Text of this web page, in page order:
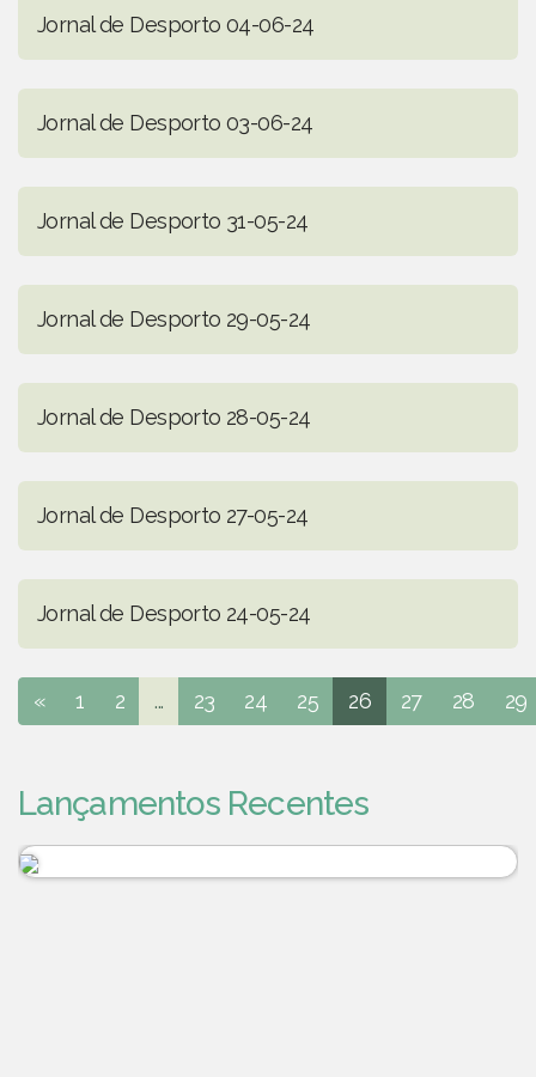
Jornal de Desporto 04-06-24
Jornal de Desporto 03-06-24
Jornal de Desporto 31-05-24
Jornal de Desporto 29-05-24
Jornal de Desporto 28-05-24
Jornal de Desporto 27-05-24
Jornal de Desporto 24-05-24
« 1 2 ... 23 24 25 26 27 28 29
Lançamentos Recentes